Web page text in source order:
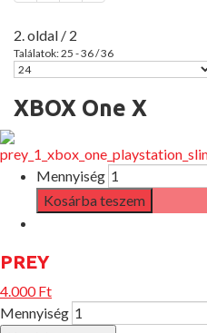
2. oldal / 2
Találatok: 25 - 36 / 36
XBOX One X
Mennyiség
PREY
4.000 Ft
Mennyiség